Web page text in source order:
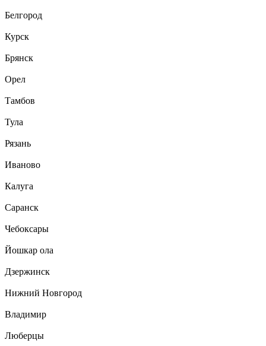
Белгород
Курск
Брянск
Орел
Тамбов
Тула
Рязань
Иваново
Калуга
Саранск
Чебоксары
Йошкар ола
Дзержинск
Нижний Новгород
Владимир
Люберцы